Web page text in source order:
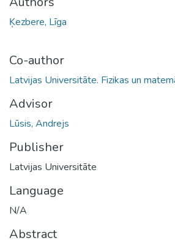
Ķezbere, Līga
Co-author
Latvijas Universitāte. Fizikas un
Advisor
Lūsis, Andrejs
Publisher
Latvijas Universitāte
Language
N/A
Abstract